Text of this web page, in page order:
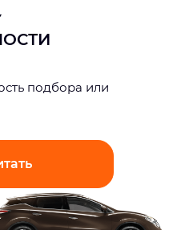
подбора или